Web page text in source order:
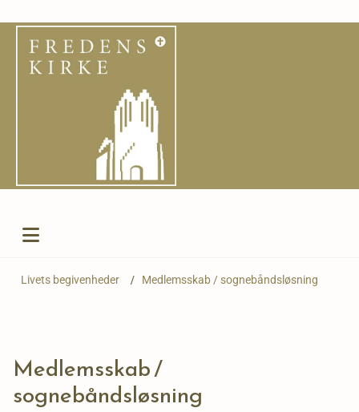
Livets begivenheder / Medlemsskab / sognebåndsløsning
Medlemsskab /
sognebåndsløsning